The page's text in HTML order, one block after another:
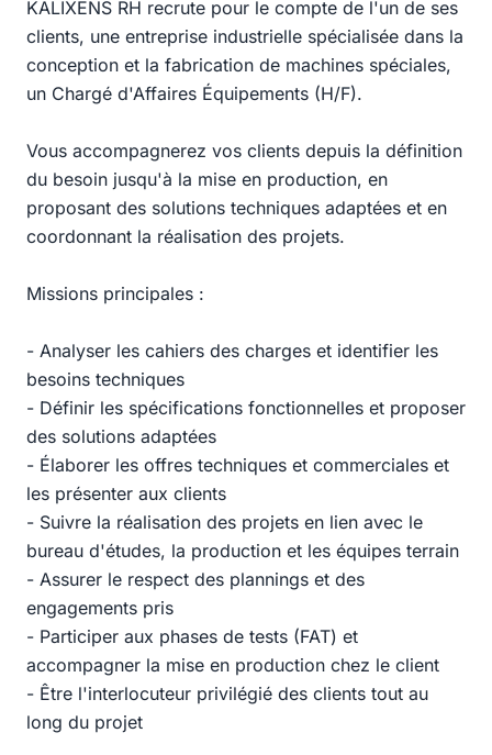
KALIXENS RH recrute pour le compte de l'un de ses
clients, une entreprise industrielle spécialisée dans la
conception et la fabrication de machines spéciales,
un Chargé d'Affaires Équipements (H/F).
Vous accompagnerez vos clients depuis la définition
du besoin jusqu'à la mise en production, en
proposant des solutions techniques adaptées et en
coordonnant la réalisation des projets.
Missions principales :
- Analyser les cahiers des charges et identifier les
besoins techniques
- Définir les spécifications fonctionnelles et proposer
des solutions adaptées
- Élaborer les offres techniques et commerciales et
les présenter aux clients
- Suivre la réalisation des projets en lien avec le
bureau d'études, la production et les équipes terrain
- Assurer le respect des plannings et des
engagements pris
- Participer aux phases de tests (FAT) et
accompagner la mise en production chez le client
- Être l'interlocuteur privilégié des clients tout au
long du projet